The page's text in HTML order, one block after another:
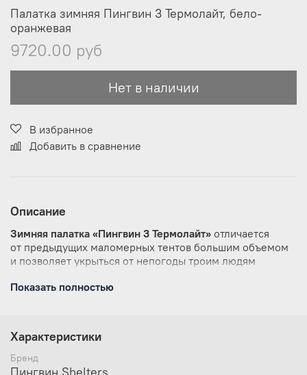
Палатка зимняя Пингвин 3 Термолайт, бело-
оранжевая
9720.00 руб
Нет в наличии
В избранное
Добавить в сравнение
Описание
Зимняя палатка «Пингвин 3 Термолайт» отличается
от предыдущих маломерных тентов большим объемом
и позволяет укрыться от непогоды троим людям
Два кармана в верхней части тента под снасти
тента
Показать полностью
Характеристики
Бренд